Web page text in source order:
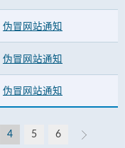
伪冒网站通知
伪冒网站通知
伪冒网站通知
4 5 6